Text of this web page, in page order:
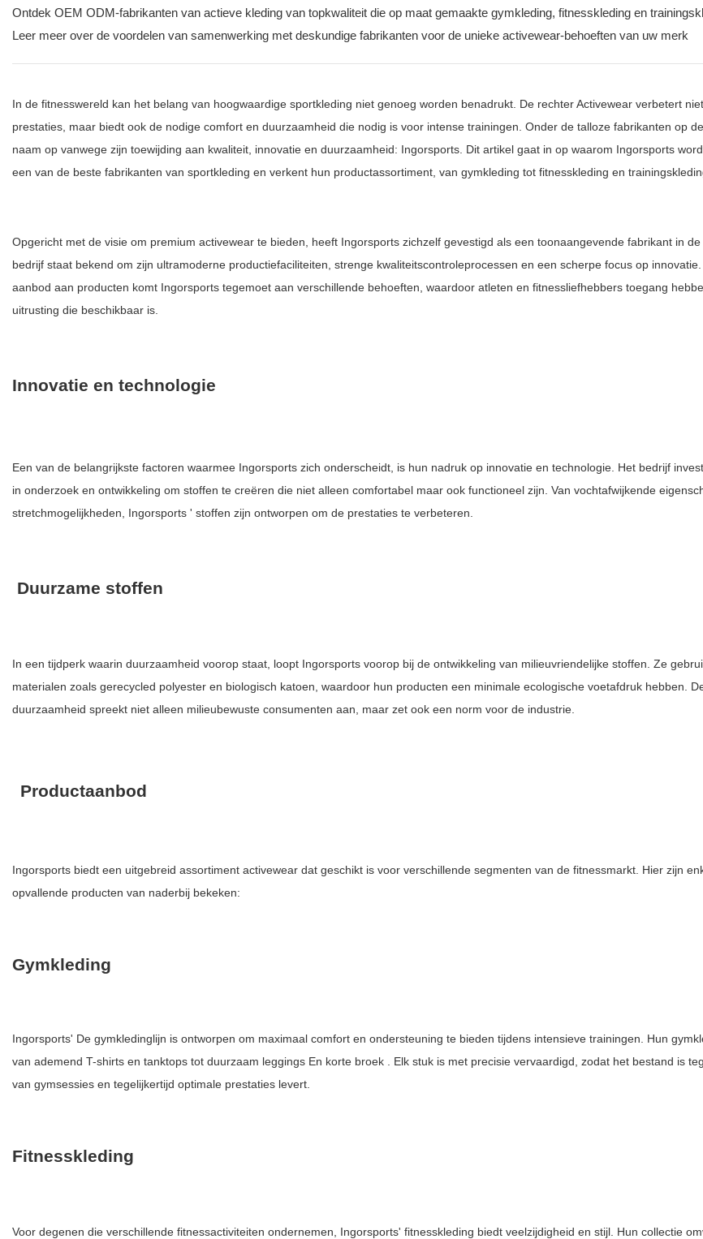
Ontdek OEM ODM-fabrikanten van actieve kleding van topkwaliteit die op maat gemaakte gymkleding, fitnesskleding en
Leer meer over de voordelen van samenwerking met deskundige fabrikanten voor de unieke activewear-behoeften van uw merk
In de fitnesswereld kan het belang van hoogwaardige sportkleding niet genoeg worden benadrukt. De rechter Activewear verbetert
prestaties, maar biedt ook de nodige comfort en duurzaamheid die nodig is voor intense trainingen. Onder de talloze fabrikanten op
naam op vanwege zijn toewijding aan kwaliteit, innovatie en duurzaamheid: Ingorsports. Dit artikel gaat in op waarom Ingorsports
een van de beste fabrikanten van sportkleding en verkent hun productassortiment, van gymkleding tot fitnesskleding en
Opgericht met de visie om premium activewear te bieden, heeft Ingorsports zichzelf gevestigd als een toonaangevende fabrikant in
bedrijf staat bekend om zijn ultramoderne productiefaciliteiten, strenge kwaliteitscontroleprocessen en een scherpe focus op
aanbod aan producten komt Ingorsports tegemoet aan verschillende behoeften, waardoor atleten en fitnessliefhebbers toegang
uitrusting die beschikbaar is.
Innovatie en technologie
Een van de belangrijkste factoren waarmee Ingorsports zich onderscheidt, is hun nadruk op innovatie en technologie. Het bedrijf
in onderzoek en ontwikkeling om stoffen te creëren die niet alleen comfortabel maar ook functioneel zijn. Van vochtafwijkende
stretchmogelijkheden, Ingorsports ' stoffen zijn ontworpen om de prestaties te verbeteren.
Duurzame stoffen
In een tijdperk waarin duurzaamheid voorop staat, loopt Ingorsports voorop bij de ontwikkeling van milieuvriendelijke stoffen. Ze
materialen zoals gerecycled polyester en biologisch katoen, waardoor hun producten een minimale ecologische voetafdruk hebben.
duurzaamheid spreekt niet alleen milieubewuste consumenten aan, maar zet ook een norm voor de industrie.
Productaanbod
Ingorsports biedt een uitgebreid assortiment activewear dat geschikt is voor verschillende segmenten van de fitnessmarkt. Hier zijn
opvallende producten van naderbij bekeken:
Gymkleding
Ingorsports' De gymkledinglijn is ontworpen om maximaal comfort en ondersteuning te bieden tijdens intensieve trainingen. Hun
van ademend T-shirts en tanktops tot duurzaam leggings En korte broek
. Elk stuk is met precisie vervaardigd, zodat het bestand is
van gymsessies en tegelijkertijd optimale prestaties levert.
Fitnesskleding
Voor degenen die verschillende fitnessactiviteiten ondernemen, Ingorsports' fitnesskleding biedt veelzijdigheid en stijl. Hun collectie